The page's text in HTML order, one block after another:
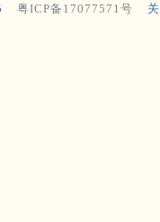
粤ICP备17077571号